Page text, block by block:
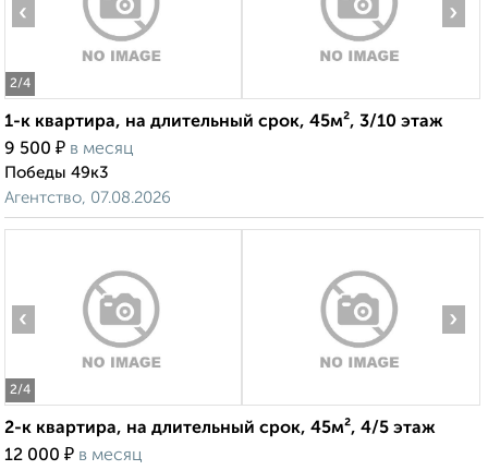
2/4
‹ ›
1-к квартира, на длительный срок, 45м², 3/10 этаж
9 500 ₽ в месяц
Победы 49к3
Агентство, 07.08.2026
2/4
‹ ›
2-к квартира, на длительный срок, 45м², 4/5 этаж
12 000 ₽ в месяц